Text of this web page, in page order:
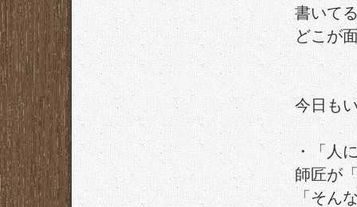
書いて
どこが
今日も
・「人
師匠が
「そん